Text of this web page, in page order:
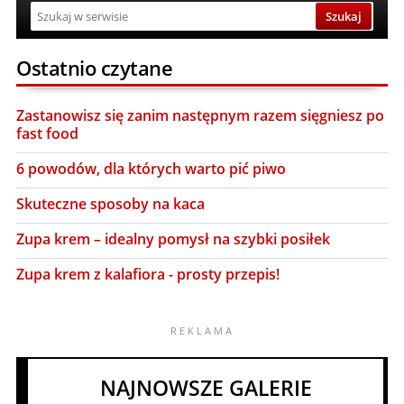
Ostatnio czytane
Zastanowisz się zanim następnym razem sięgniesz po
fast food
6 powodów, dla których warto pić piwo
Skuteczne sposoby na kaca
Zupa krem – idealny pomysł na szybki posiłek
Zupa krem z kalafiora - prosty przepis!
NAJNOWSZE GALERIE